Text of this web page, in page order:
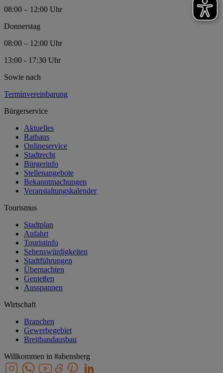
08:00 – 12:00 Uhr
Donnerstag
08:00 – 12:00 Uhr
13:00 - 17:30 Uhr
Sowie nach
Terminvereinbarung
Bürgerservice
Aktuelles
Rathaus
Onlineservice
Stadtrecht
Bürgerinfo
Stellenangebote
Bekanntmachungen
Veranstaltungskalender
Tourismus
Stadtplan
Anfahrt
Touristinfo
Sehenswürdigkeiten
Stadtführungen
Übernachten
Genießen
Ausspannen
Wirtschaft
Branchen
Gewerbegebiet
Breitbandausbau
Willkommen in #abensberg